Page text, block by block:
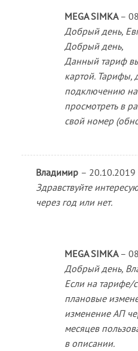
MEGA SIMKA –
Добрый день,
Добрый день,
Данный тариф
картой. Тарифы,
подключению
просмотреть в
свой номер
Владимир – 20.10.2019
Здравствуйте
через год или нет.
MEGA SIMKA –
Добрый день,
Если на тарифе/
плановые
изменение АП
месяцев
в описании.